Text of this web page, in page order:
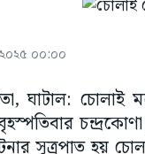
২০২৫ ০০:০০
ঘাটাল:
সূত্রপাত হয়